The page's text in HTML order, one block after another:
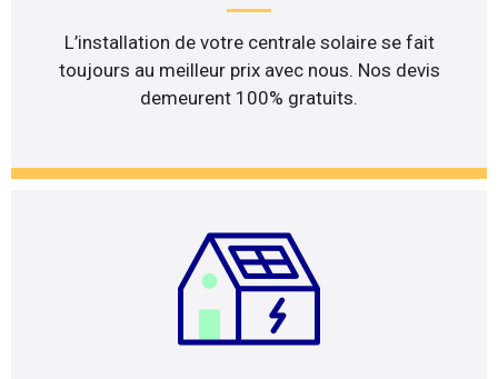
L’installation de votre centrale solaire se fait
toujours au meilleur prix avec nous. Nos devis
demeurent 100% gratuits.